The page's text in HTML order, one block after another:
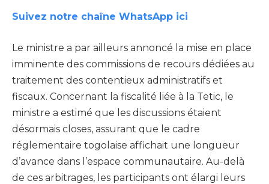
Suivez notre chaîne WhatsApp ici
Le ministre a par ailleurs annoncé la mise en place
imminente des commissions de recours dédiées au
traitement des contentieux administratifs et
fiscaux. Concernant la fiscalité liée à la Tetic, le
ministre a estimé que les discussions étaient
désormais closes, assurant que le cadre
réglementaire togolaise affichait une longueur
d’avance dans l’espace communautaire. Au-delà
de ces arbitrages, les participants ont élargi leurs